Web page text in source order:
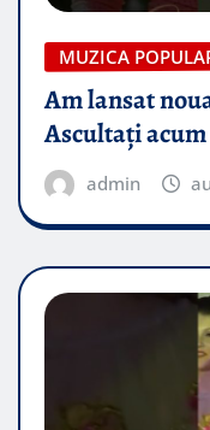
MUZICA
Am lansat
Ascultați
admin